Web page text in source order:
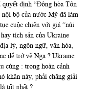
định “Đông hòa Tôn
bộ của nước Mỹ đã làm
cuộc chiến với giá “núi
tích sản của Ukraine
lý, ngôn ngữ, văn hóa,
để trở về Nga ? Ukraine
cùng : trong hoàn cảnh
khăn này, phải chăng giải
tốt nhất ?